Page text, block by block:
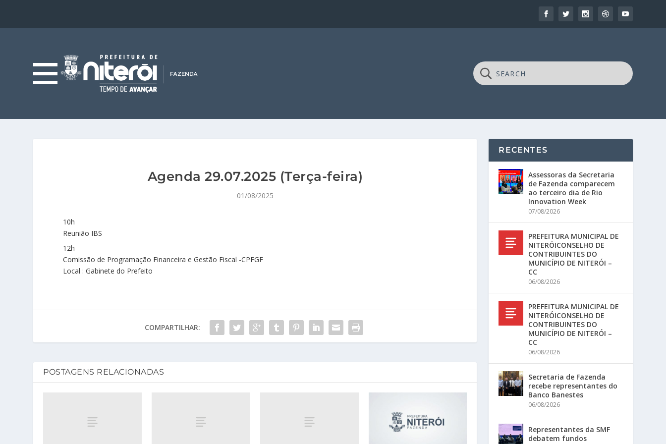
Agenda 29.07.2025 (Terça-feira)
01/08/2025
10h
Reunião IBS
12h
Comissão de Programação Financeira e Gestão Fiscal -CPFGF
Local : Gabinete do Prefeito
COMPARTILHAR:
POSTAGENS RELACIONADAS
RECENTES
Assessoras da Secretaria
de Fazenda comparecem
ao terceiro dia de Rio
Innovation Week
07/08/2026
PREFEITURA MUNICIPAL DE
NITERÓICONSELHO DE
CONTRIBUINTES DO
MUNICÍPIO DE NITERÓI –
CC
06/08/2026
PREFEITURA MUNICIPAL DE
NITERÓICONSELHO DE
CONTRIBUINTES DO
MUNICÍPIO DE NITERÓI –
CC
06/08/2026
Secretaria de Fazenda
recebe representantes do
Banco Banestes
06/08/2026
Representantes da SMF
debatem fundos